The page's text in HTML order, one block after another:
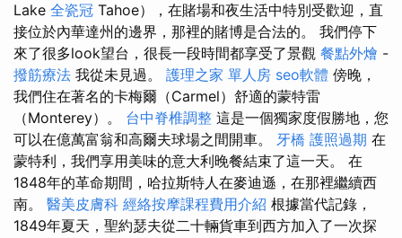
Lake 全瓷冠 Tahoe），在賭場和夜生活中特別受歡迎，直
接位於內華達州的邊界，那裡的賭博是合法的。 我們停下
來了很多look望台，很長一段時間都享受了景觀 餐點外燴 -
撥筋療法 我從未見過。 護理之家 單人房 seo軟體 傍晚，
我們住在著名的卡梅爾（Carmel）舒適的蒙特雷
（Monterey）。 台中脊椎調整 這是一個獨家度假勝地，您
可以在億萬富翁和高爾夫球場之間開車。 牙橋 護照過期 在
蒙特利，我們享用美味的意大利晚餐結束了這一天。 在
1848年的革命期間，哈拉斯特人在麥迪遜，在那裡繼續西
南。 醫美皮膚科 經絡按摩課程費用介紹 根據當代記錄，
1849年夏天，聖約瑟夫從二十輛貨車到西方加入了一次探